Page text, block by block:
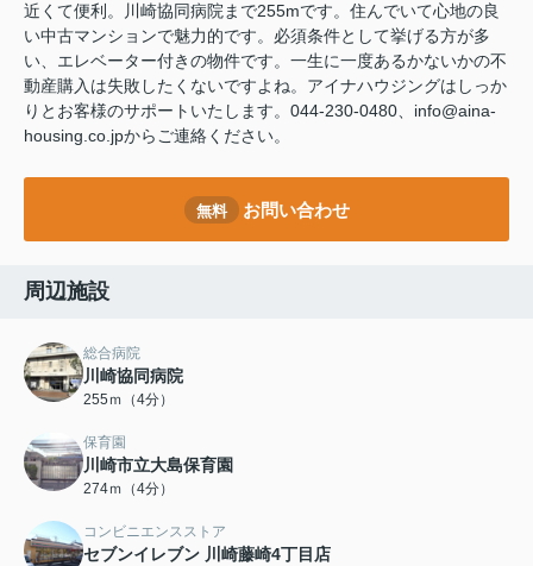
近くて便利。川崎協同病院まで255mです。住んでいて心地の良
い中古マンションで魅力的です。必須条件として挙げる方が多
い、エレベーター付きの物件です。一生に一度あるかないかの不
動産購入は失敗したくないですよね。アイナハウジングはしっか
りとお客様のサポートいたします。044-230-0480、info@aina-
housing.co.jpからご連絡ください。
無料 お問い合わせ
周辺施設
総合病院
川崎協同病院
255ｍ（4分）
保育園
川崎市立大島保育園
274ｍ（4分）
コンビニエンスストア
セブンイレブン 川崎藤崎4丁目店